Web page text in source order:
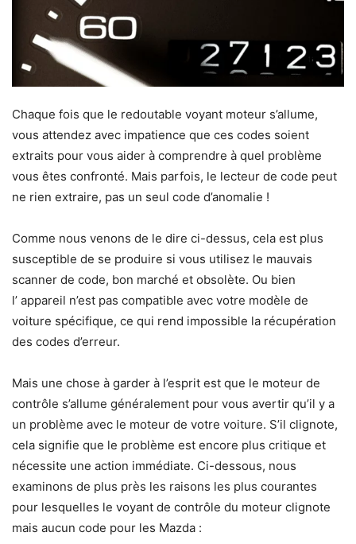
Chaque fois que le redoutable voyant moteur s’allume,
vous attendez avec impatience que ces codes soient
extraits pour vous aider à comprendre à quel problème
vous êtes confronté. Mais parfois, le lecteur de code peut
ne rien extraire, pas un seul code d’anomalie !
Comme nous venons de le dire ci-dessus, cela est plus
susceptible de se produire si vous utilisez le mauvais
scanner de code, bon marché et obsolète. Ou bien
l’ appareil n’est pas compatible avec votre modèle de
voiture spécifique, ce qui rend impossible la récupération
des codes d’erreur.
Mais une chose à garder à l’esprit est que le moteur de
contrôle s’allume généralement pour vous avertir qu’il y a
un problème avec le moteur de votre voiture. S’il clignote,
cela signifie que le problème est encore plus critique et
nécessite une action immédiate. Ci-dessous, nous
examinons de plus près les raisons les plus courantes
pour lesquelles le voyant de contrôle du moteur clignote
mais aucun code pour les Mazda :